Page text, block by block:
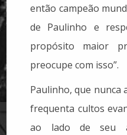
então campeão
de Paulinho e
propósito maior
preocupe com isso”.
Paulinho, que nunca
frequenta cultos
ao lado de seu